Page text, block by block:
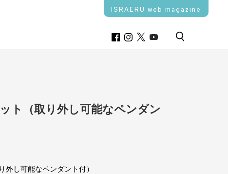
ISRAERU web magazine
ト（取り外し可能なペンダン
外し可能なペンダント付）